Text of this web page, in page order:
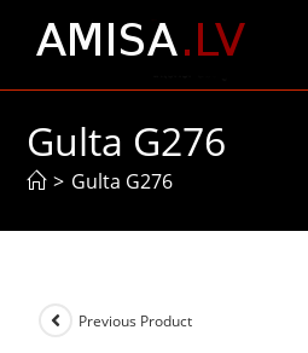
Gulta G276
> Gulta G276
Previous Product